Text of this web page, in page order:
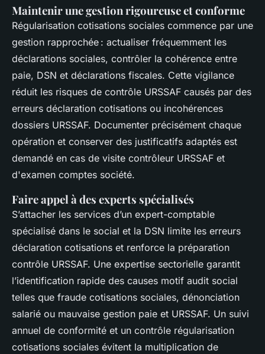
Maintenir une gestion rigoureuse et conforme
Régularisation cotisations sociales commence par une
gestion rapprochée : actualiser fréquemment les
déclarations sociales, contrôler la cohérence entre
paie, DSN et déclarations fiscales. Cette vigilance
réduit les risques de contrôle URSSAF causés par des
erreurs déclaration cotisations ou incohérences
dossiers URSSAF. Documenter précisément chaque
opération et conserver des justificatifs adaptés est
demandé en cas de visite contrôleur URSSAF et
d'examen comptes société.
Faire appel à des experts spécialisés
S’attacher les services d’un expert-comptable
spécialisé dans le social et la DSN limite les erreurs
déclaration cotisations et renforce la préparation
contrôle URSSAF. Une expertise sectorielle garantit
l’identification rapide des causes motif audit social
telles que fraude cotisations sociales, dénonciation
salarié ou mauvaise gestion paie et URSSAF. Un suivi
annuel de conformité et un contrôle régularisation
cotisations sociales évitent la multiplication de